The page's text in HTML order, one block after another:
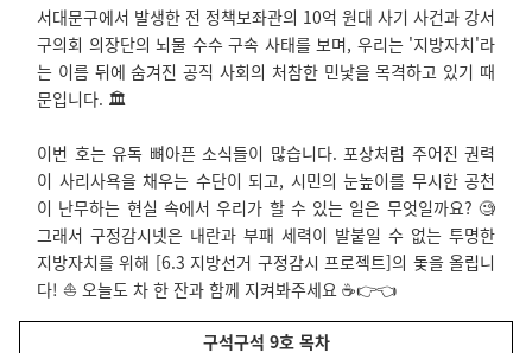
서대문구에서 발생한 전 정책보좌관의 10억 원대 사기 사건과 강서
구의회 의장단의 뇌물 수수 구속 사태를 보며, 우리는 '지방자치'라
는 이름 뒤에 숨겨진 공직 사회의 처참한 민낯을 목격하고 있기 때
문입니다. 🏛️
이번 호는 유독 뼈아픈 소식들이 많습니다. 포상처럼 주어진 권력
이 사리사욕을 채우는 수단이 되고, 시민의 눈높이를 무시한 공천
이 난무하는 현실 속에서 우리가 할 수 있는 일은 무엇일까요? 🧐
그래서 구정감시넷은 내란과 부패 세력이 발붙일 수 없는 투명한
지방자치를 위해 [6.3 지방선거 구정감시 프로젝트]의 돛을 올립니
다! ⛵ 오늘도 차 한 잔과 함께 지켜봐주세요 ☕👉👈
구석구석 9호 목차